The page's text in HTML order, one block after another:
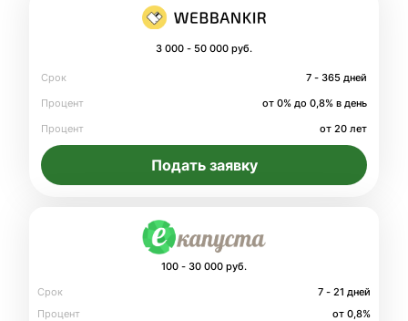
3 000 - 50 000 руб.
Срок
7 - 365 дней
Процент
от 0% до 0,8% в день
Процент
от 20 лет
Подать заявку
100 - 30 000 руб.
Срок
7 - 21 дней
Процент
от 0,8%